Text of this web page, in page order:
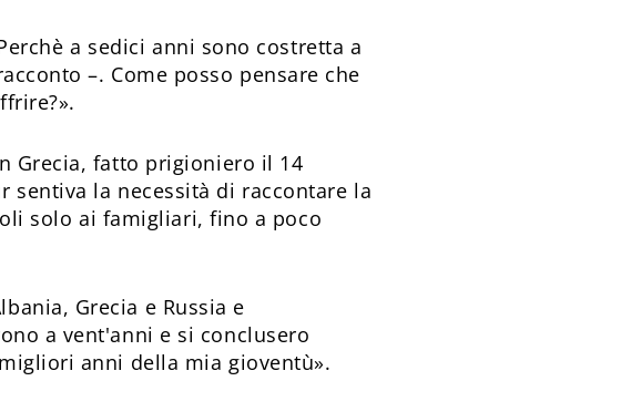
a sedici anni sono costretta a
–. Come posso pensare che
Grecia, fatto prigioniero il 14
sentiva la necessità di raccontare la
solo ai famigliari, fino a poco
Grecia e Russia e
a vent'anni e si conclusero
anni della mia gioventù».